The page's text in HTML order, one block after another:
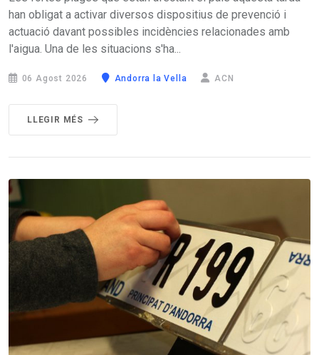
han obligat a activar diversos dispositius de prevenció i
actuació davant possibles incidències relacionades amb
l'aigua. Una de les situacions s'ha...
06 Agost 2026 Andorra la Vella ACN
LLEGIR MÉS